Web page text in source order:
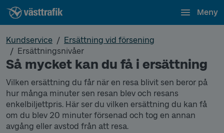
Meny
Kundservice
Ersättning vid försening
Ersättningsnivåer
Så mycket kan du få i ersättning
Vilken ersättning du får när en resa blivit sen beror på
hur många minuter sen resan blev och resans
enkelbiljettpris. Här ser du vilken ersättning du kan få
om du blev 20 minuter försenad och tog en annan
avgång eller avstod från att resa.